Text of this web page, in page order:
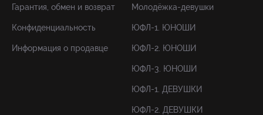
Гарантия, обмен и возврат
Конфиденциальность
Информация о продавце
Молодёжка-девушки
ЮФЛ-1. ЮНОШИ
ЮФЛ-2. ЮНОШИ
ЮФЛ-3. ЮНОШИ
ЮФЛ-1. ДЕВУШКИ
ЮФЛ-2. ДЕВУШКИ